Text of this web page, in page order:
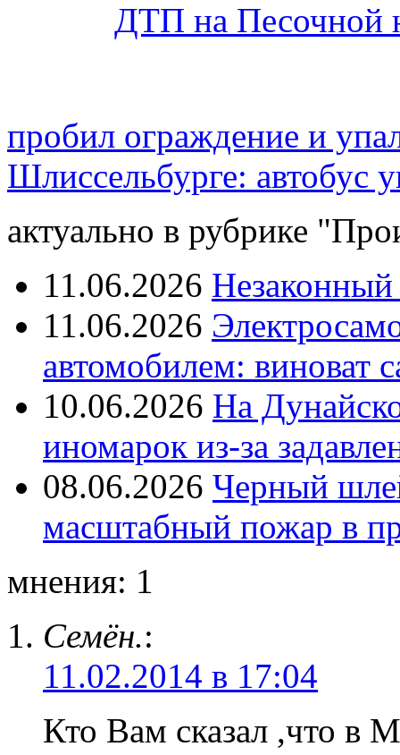
ДТП на Песочной
пробил ограждение и
Шлиссельбурге: автобус
актуально в рубрике
11.06.2026
11.06.2026
автомобилем: виноват
10.06.2026 На
иномарок из-за
08.06.2026 Черный
масштабный пожар в
мнения: 1
Семён.:
11.02.2014 в 17:04
Кто Вам сказал ,что в